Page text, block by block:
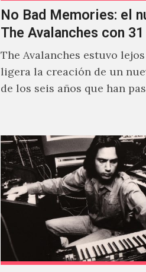
No Bad Memories: el
The Avalanches con
The Avalanches estuvo
ligera la creación de un
de los seis años que han